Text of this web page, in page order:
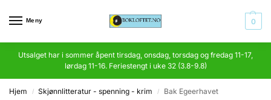
Meny 0
Utsalget har i sommer åpent tirsdag, onsdag, torsdag og fredag 11-17,
lørdag 11-16. Feriestengt i uke 32 (3.8-9.8)
Hjem / Skjønnlitteratur - spenning - krim / Bak Egeerhavet